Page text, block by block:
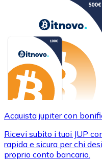
Acquista jupiter con
Ricevi subito i tuoi JUP
rapida e sicura per chi
proprio conto bancario.